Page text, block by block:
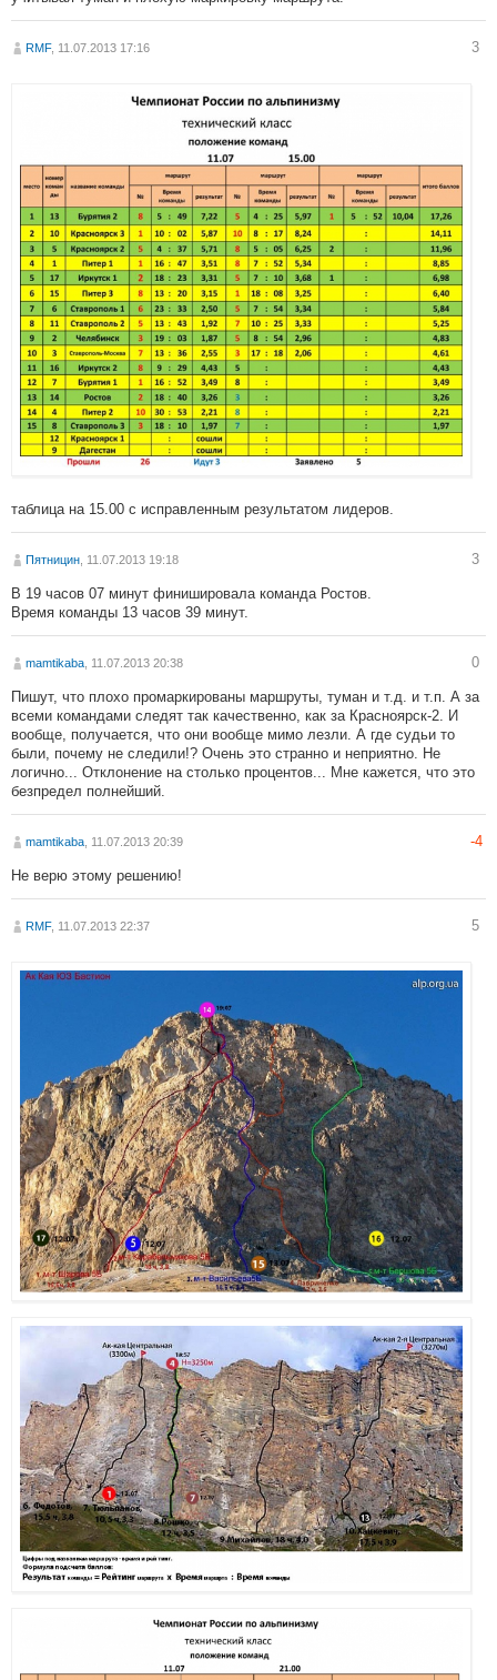
RMF, 11.07.2013 17:16 3
таблица на 15.00 с исправленным результатом лидеров.
Пятницин, 11.07.2013 19:18 3
В 19 часов 07 минут финишировала команда Ростов.
Время команды 13 часов 39 минут.
mamtikaba, 11.07.2013 20:38 0
Пишут, что плохо промаркированы маршруты, туман и т.д. и т.п. А за
всеми командами следят так качественно, как за Красноярск-2. И
вообще, получается, что они вообще мимо лезли. А где судьи то
были, почему не следили!? Очень это странно и неприятно. Не
логично... Отклонение на столько процентов... Мне кажется, что это
безпредел полнейший.
mamtikaba, 11.07.2013 20:39 -4
Не верю этому решению!
RMF, 11.07.2013 22:37 5